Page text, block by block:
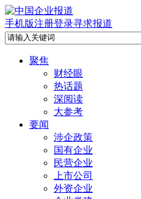
手机版注册登录寻求报道
聚焦
财经眼
热话题
深阅读
大参考
要闻
涉企政策
国有企业
民营企业
上市公司
外资企业